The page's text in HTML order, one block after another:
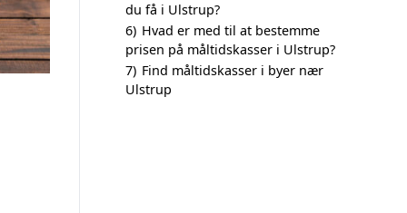
du få i Ulstrup?
6) Hvad er med til at bestemme
prisen på måltidskasser i Ulstrup?
7) Find måltidskasser i byer nær
Ulstrup